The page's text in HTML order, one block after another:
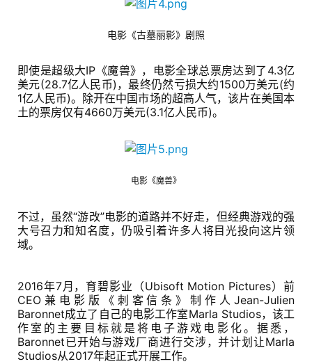
2
0
2
茶
奖
7
月
3
电影《古墓丽影》剧照
即使是超级大IP《魔兽》，电影全球总票房达到了4.3亿
美元(28.7亿人民币)，最终仍然亏损大约1500万美元(约
1亿人民币)。除开在中国市场的超高人气，该片在美国本
土的票房仅有4660万美元(3.1亿人民币)。
电影《魔兽》
不过，虽然“游改”电影的道路并不好走，但经典游戏的强
大号召力和知名度，仍吸引着许多人将目光投向这片领
域。
2016年7月，育碧影业（Ubisoft Motion Pictures）前
CEO兼电影版《刺客信条》制作人Jean-Julien
Baronnet成立了自己的电影工作室Marla Studios，该工
作室的主要目标就是将电子游戏电影化。据悉，
Baronnet已开始与游戏厂商进行交涉，并计划让Marla
Studios从2017年起正式开展工作。